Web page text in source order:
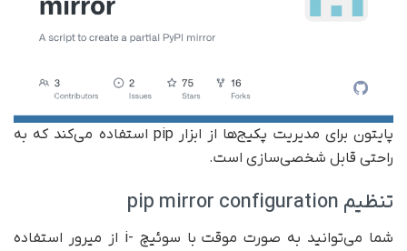
پایتون برای مدیریت پکیج‌ها از ابزار pip استفاده می‌کند که به
راحتی قابل شخصی‌سازی است.
تنظیم pip mirror configuration
شما می‌توانید به صورت موقت با سوئیچ -i از میرور استفاده